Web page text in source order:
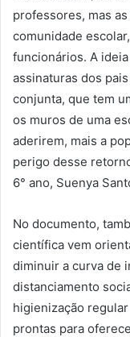
professores, mas
comunidade
funcionários. A
assinaturas dos
conjunta, que tem
os muros de uma
aderirem, mais a
perigo desse
6° ano, Suenya
No documento,
científica vem
diminuir a curva de
distanciamento
higienização
prontas para